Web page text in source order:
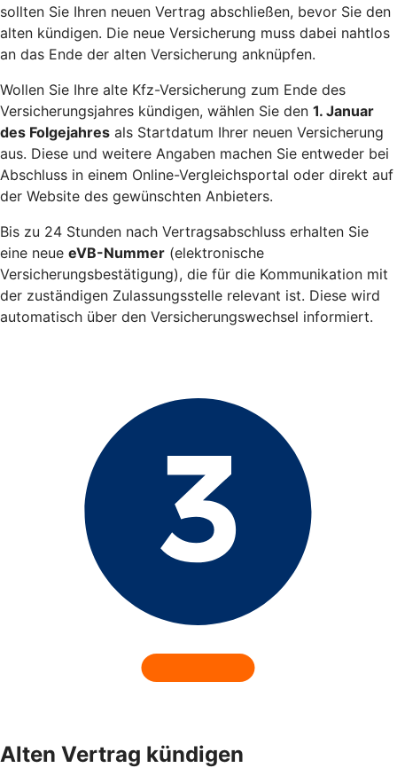
sollten Sie Ihren neuen Vertrag abschließen, bevor Sie den
alten kündigen. Die neue Versicherung muss dabei nahtlos
an das Ende der alten Versicherung anknüpfen.
Wollen Sie Ihre alte Kfz-Versicherung zum Ende des
Versicherungsjahres kündigen, wählen Sie den 1. Januar
des Folgejahres als Startdatum Ihrer neuen Versicherung
aus. Diese und weitere Angaben machen Sie entweder bei
Abschluss in einem Online-Vergleichsportal oder direkt auf
der Website des gewünschten Anbieters.
Bis zu 24 Stunden nach Vertragsabschluss erhalten Sie
eine neue eVB-Nummer (elektronische
Versicherungsbestätigung), die für die Kommunikation mit
der zuständigen Zulassungsstelle relevant ist. Diese wird
automatisch über den Versicherungswechsel informiert.
Alten Vertrag kündigen